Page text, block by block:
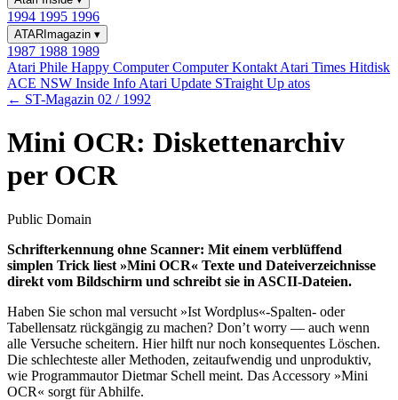
1994 1995 1996
ATARImagazin ▾
1987 1988 1989
Atari Phile Happy ComputerComputer Kontakt Atari Times Hitdisk
ACE NSW Inside Info Atari Update STraight Up atos
← ST-Magazin 02 / 1992
Mini OCR: Diskettenarchiv
per OCR
Public Domain
Schrifterkennung ohne Scanner: Mit einem verblüffend
simplen Trick liest »Mini OCR« Texte und Dateiverzeichnisse
direkt vom Bildschirm und schreibt sie in ASCII-Dateien.
Haben Sie schon mal versucht »Ist Wordplus«-Spalten- oder
Tabellensatz rückgängig zu machen? Don’t worry — auch wenn
alle Versuche scheitern. Hier hilft nur noch konsequentes Löschen.
Die schlechteste aller Methoden, zeitaufwendig und unproduktiv,
wie Programmautor Dietmar Schell meint. Das Accessory »Mini
OCR« sorgt für Abhilfe.